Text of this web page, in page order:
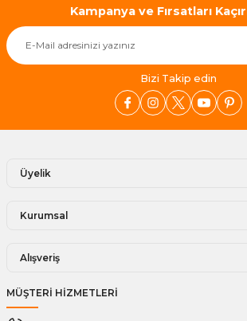
Kampanya ve Fırsatları
Bizi Takip edin
Üyelik
Kurumsal
Alışveriş
MÜŞTERİ HİZMETLERİ